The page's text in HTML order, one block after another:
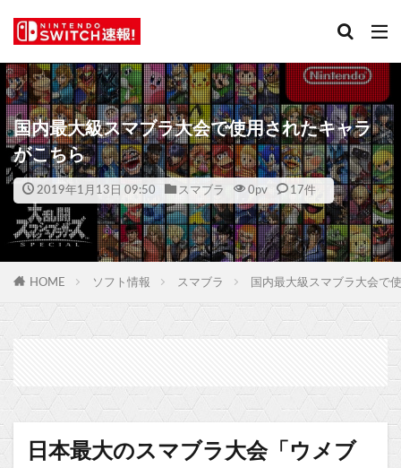
国内最大級スマブラ大会で使用されたキャラ
がこちら
2019年1月13日 09:50 スマブラ 0pv 17件
HOME ソフト情報 スマブラ 国内最大級スマブラ大会で
日本最大のスマブラ大会「ウメブ